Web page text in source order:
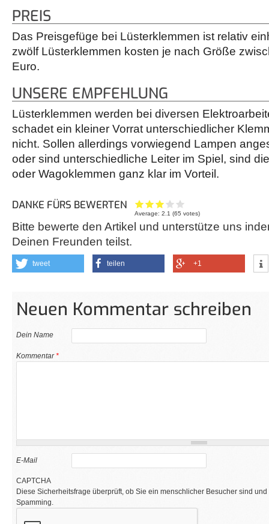
PREIS
Das Preisgefüge bei Lüsterklemmen ist relativ
zwölf Lüsterklemmen kosten je nach Größe
Euro.
UNSERE EMPFEHLUNG
Lüsterklemmen werden bei diversen
schadet ein kleiner Vorrat unterschiedlicher
nicht. Sollen allerdings vorwiegend Lampen
oder sind unterschiedliche Leiter im Spiel, sind
oder Wagoklemmen ganz klar im Vorteil.
DANKE FÜRS BEWERTEN
Average:2.1 (65 votes)
Bitte bewerte den Artikel und unterstütze uns
Deinen Freunden teilst.
tweet teilen +1
Neuen Kommentar schreiben
Dein Name
Kommentar*
E-Mail
CAPTCHA
Diese Sicherheitsfrage überprüft, ob Sie ein menschlicher Besucher sind
Spamming.